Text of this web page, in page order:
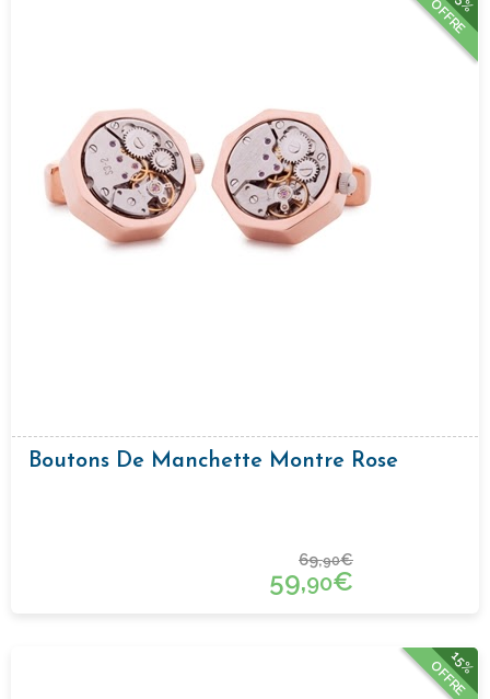
OFFRE
Boutons De Manchette Montre Rose
69,90€
59,90€
15%
OFFRE